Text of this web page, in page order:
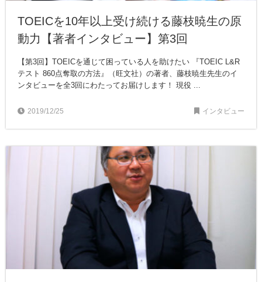
TOEICを10年以上受け続ける藤枝暁生の原
動力【著者インタビュー】第3回
【第3回】TOEICを通じて困っている人を助けたい 『TOEIC L&R
テスト 860点奪取の方法』（旺文社）の著者、藤枝暁生先生のイ
ンタビューを全3回にわたってお届けします！ 現役 ...
2019/12/25 インタビュー